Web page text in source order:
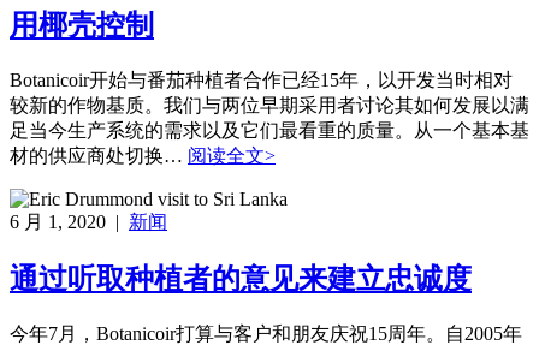
用椰壳控制
Botanicoir开始与番茄种植者合作已经15年，以开发当时相对
较新的作物基质。我们与两位早期采用者讨论其如何发展以满
足当今生产系统的需求以及它们最看重的质量。从一个基本基
材的供应商处切换… 阅读全文>
6 月 1, 2020 | 新闻
通过听取种植者的意见来建立忠诚度
今年7月，Botanicoir打算与客户和朋友庆祝15周年。自2005年